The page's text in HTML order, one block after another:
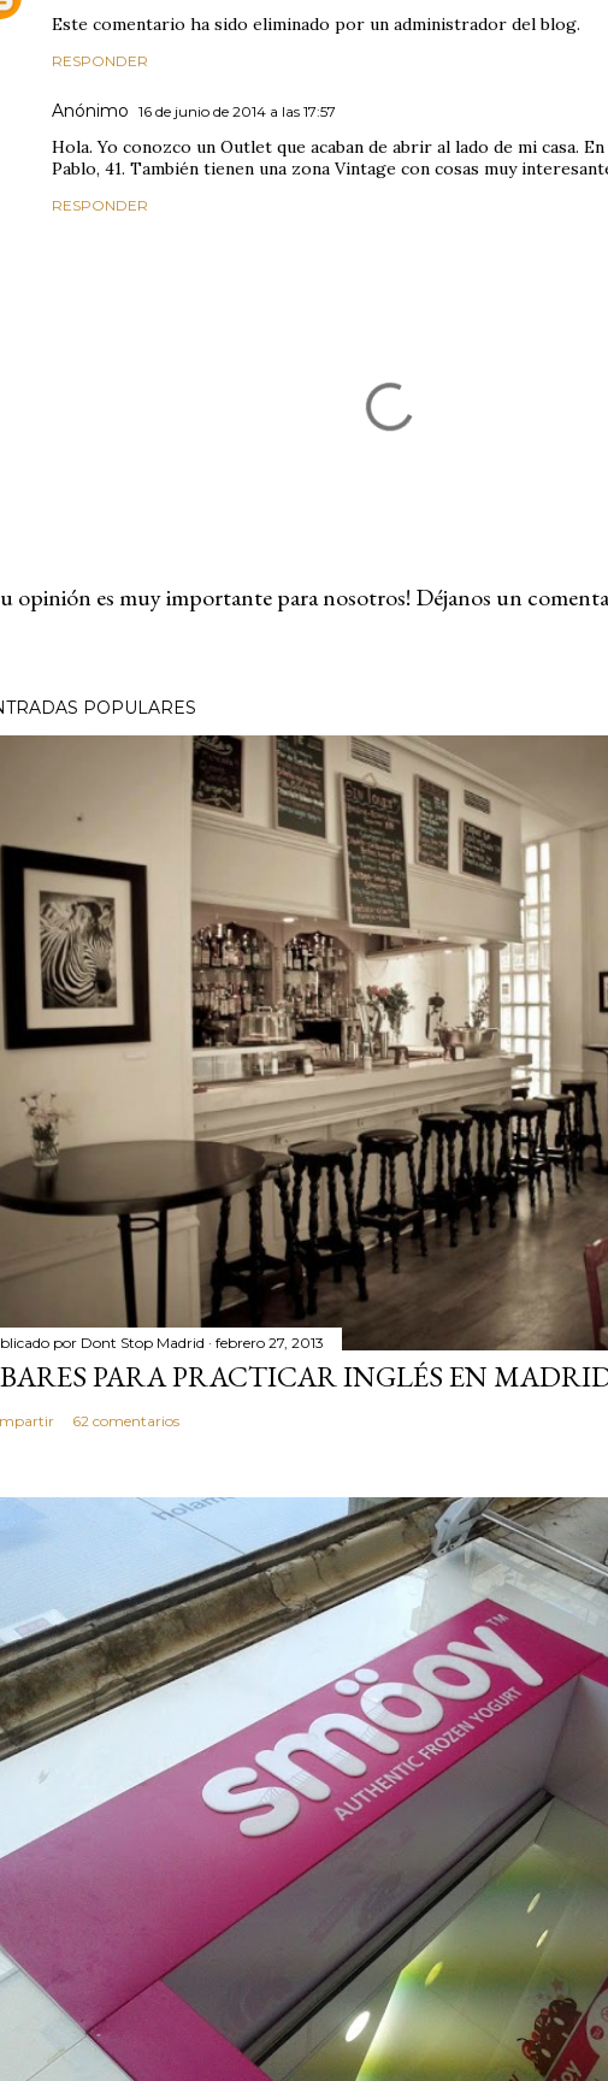
Este comentario ha sido eliminado por un administrador del blog.
RESPONDER
Anónimo 16 de junio de 2014 a las 17:57
Hola. Yo conozco un Outlet que acaban de abrir al lado de mi casa.
Pablo, 41. También tienen una zona Vintage con cosas muy
RESPONDER
opinión es muy importante para nosotros! Déjanos un
POPULARES
por Dont Stop Madrid febrero 27, 2013
PARA PRACTICAR INGLÉS EN
62 comentarios